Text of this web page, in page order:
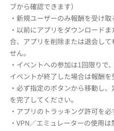
ブから確認できます）
・新規ユーザーのみ報酬を受け取
・以前にアプリをダウンロード
合、アプリを削除または退会し
せん。
・イベントへの参加は1回限りで
イベントが終了した場合は報酬を
・必ず指定のボタンから移動し
を完了してください。
・アプリのトラッキング許可を必
・VPN／エミュレーターの使用